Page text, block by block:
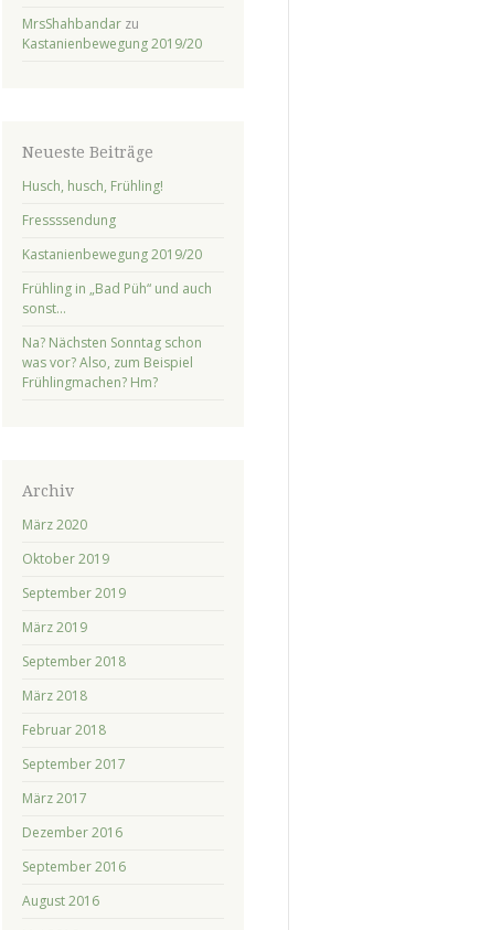
MrsShahbandarzu
Kastanienbewegung 2019/20
Neueste Beiträge
Husch, husch, Frühling!
Fressssendung
Kastanienbewegung 2019/20
Frühling in „Bad Püh“ und auch
sonst…
Na? Nächsten Sonntag schon
was vor? Also, zum Beispiel
Frühlingmachen? Hm?
Archiv
März 2020
Oktober 2019
September 2019
März 2019
September 2018
März 2018
Februar 2018
September 2017
März 2017
Dezember 2016
September 2016
August 2016